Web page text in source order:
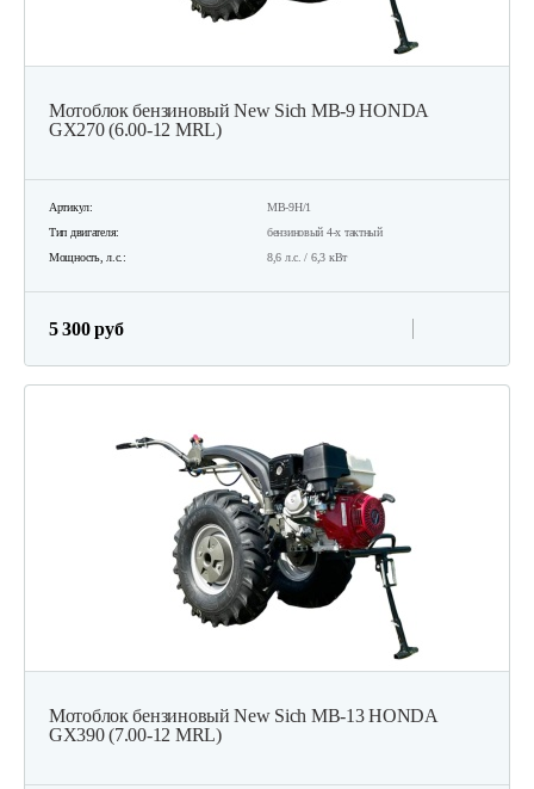
Мотоблок бензиновый New Sich MB-9 HONDA
GX270 (6.00-12 MRL)
Артикул:
MB-9H/1
Тип двигателя:
бензиновый 4-х тактный
Мощность, л.с.:
8,6 л.с. / 6,3 кВт
5 300 руб
Мотоблок бензиновый New Sich MB-13 HONDA
GX390 (7.00-12 MRL)